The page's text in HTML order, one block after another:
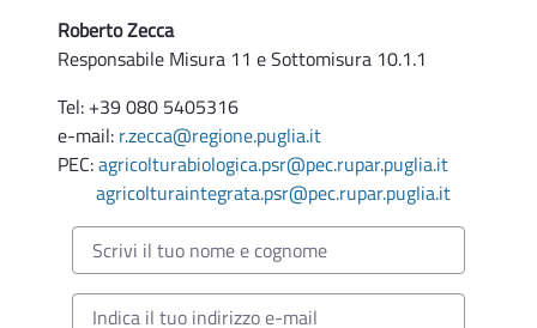
Roberto Zecca
Responsabile Misura 11 e Sottomisura 10.1.1
Tel: +39 080 5405316
e-mail: r.zecca@regione.puglia.it
PEC:agricolturabiologica.psr@pec.rupar.puglia.it
agricolturaintegrata.psr@pec.rupar.puglia.it